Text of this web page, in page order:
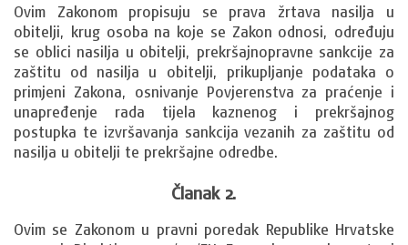
Ovim Zakonom propisuju se prava žrtava nasilja u
obitelji, krug osoba na koje se Zakon odnosi, određuju
se oblici nasilja u obitelji, prekršajnopravne sankcije za
zaštitu od nasilja u obitelji, prikupljanje podataka o
primjeni Zakona, osnivanje Povjerenstva za praćenje i
unapređenje rada tijela kaznenog i prekršajnog
postupka te izvršavanja sankcija vezanih za zaštitu od
nasilja u obitelji te prekršajne odredbe.
Članak 2.
Ovim se Zakonom u pravni poredak Republike Hrvatske